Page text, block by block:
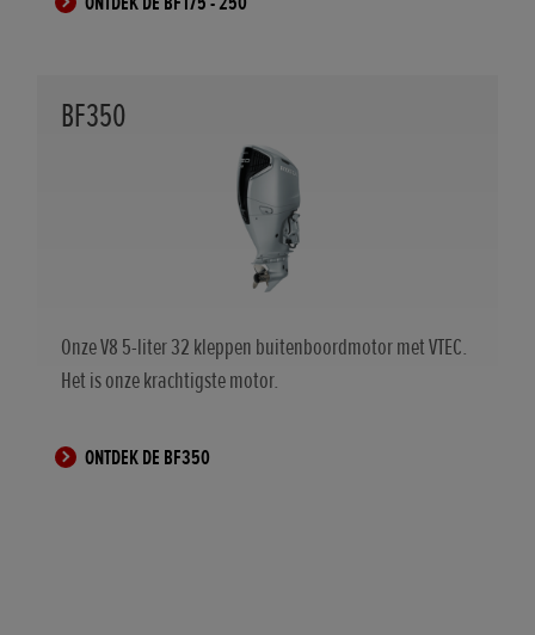
BF350
Onze V8 5-liter 32 kleppen buitenboordmotor met VTEC.
Het is onze krachtigste motor.
ONTDEK DE BF350